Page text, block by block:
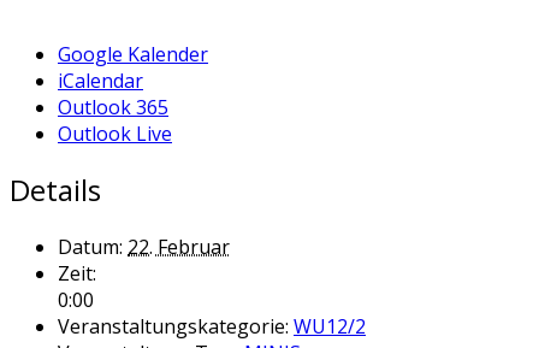
Google Kalender
iCalendar
Outlook 365
Outlook Live
Details
Datum: 22. Februar
Zeit:
0:00
Veranstaltungskategorie: WU12/2